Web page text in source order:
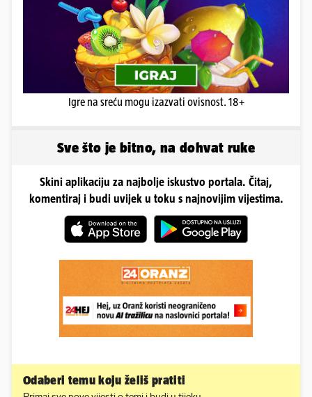
Igre na sreću mogu izazvati ovisnost. 18+
Sve što je bitno, na dohvat ruke
Skini aplikaciju za najbolje iskustvo portala. Čitaj,
komentiraj i budi uvijek u toku s najnovijim vijestima.
Odaberi temu koju želiš pratiti